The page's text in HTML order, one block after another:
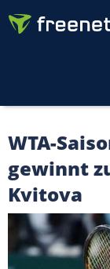
WTA-
gewinnt
Kvitova